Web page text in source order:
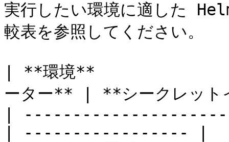
実行したい環境に適した
較表を参照してください。
| **環境**
ーター** | **シークレット
|
| ----------------- |